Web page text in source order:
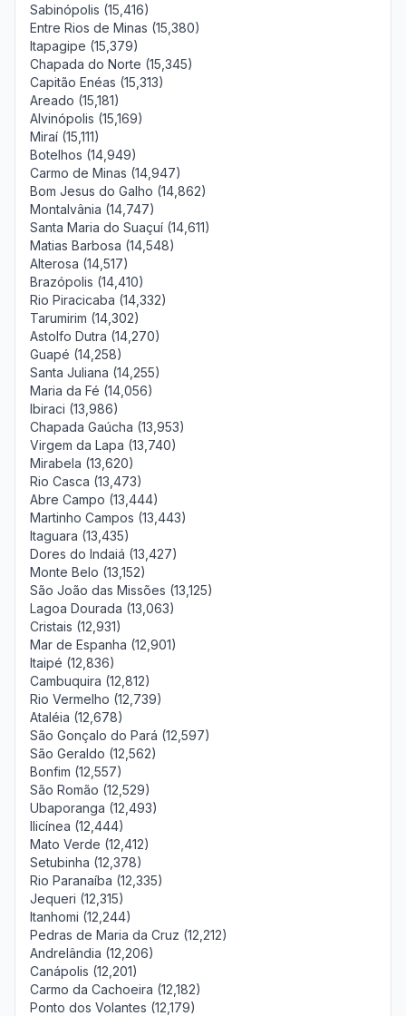
Sabinópolis (15,416)
Entre Rios de Minas (15,380)
Itapagipe (15,379)
Chapada do Norte (15,345)
Capitão Enéas (15,313)
Areado (15,181)
Alvinópolis (15,169)
Miraí (15,111)
Botelhos (14,949)
Carmo de Minas (14,947)
Bom Jesus do Galho (14,862)
Montalvânia (14,747)
Santa Maria do Suaçuí (14,611)
Matias Barbosa (14,548)
Alterosa (14,517)
Brazópolis (14,410)
Rio Piracicaba (14,332)
Tarumirim (14,302)
Astolfo Dutra (14,270)
Guapé (14,258)
Santa Juliana (14,255)
Maria da Fé (14,056)
Ibiraci (13,986)
Chapada Gaúcha (13,953)
Virgem da Lapa (13,740)
Mirabela (13,620)
Rio Casca (13,473)
Abre Campo (13,444)
Martinho Campos (13,443)
Itaguara (13,435)
Dores do Indaiá (13,427)
Monte Belo (13,152)
São João das Missões (13,125)
Lagoa Dourada (13,063)
Cristais (12,931)
Mar de Espanha (12,901)
Itaipé (12,836)
Cambuquira (12,812)
Rio Vermelho (12,739)
Ataléia (12,678)
São Gonçalo do Pará (12,597)
São Geraldo (12,562)
Bonfim (12,557)
São Romão (12,529)
Ubaporanga (12,493)
Ilicínea (12,444)
Mato Verde (12,412)
Setubinha (12,378)
Rio Paranaíba (12,335)
Jequeri (12,315)
Itanhomi (12,244)
Pedras de Maria da Cruz (12,212)
Andrelândia (12,206)
Canápolis (12,201)
Carmo da Cachoeira (12,182)
Ponto dos Volantes (12,179)